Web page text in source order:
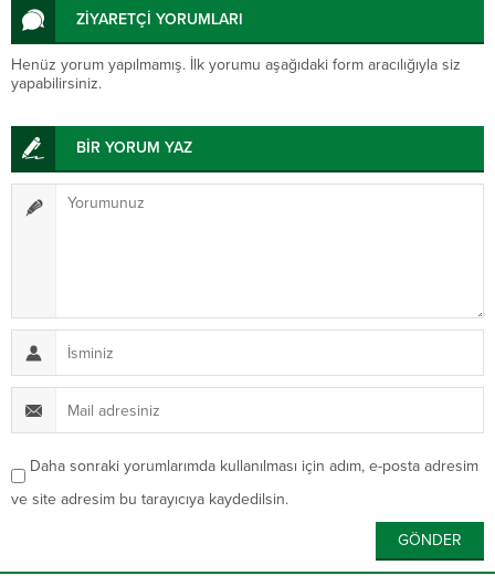
ZİYARETÇİ YORUMLARI
Henüz yorum yapılmamış. İlk yorumu aşağıdaki form aracılığıyla siz
yapabilirsiniz.
BİR YORUM YAZ
Daha sonraki yorumlarımda kullanılması için adım, e-posta adresim
ve site adresim bu tarayıcıya kaydedilsin.